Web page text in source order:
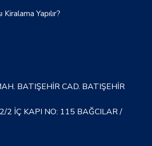
Yapılır?
BATIŞEHİR CAD. BATIŞEHİR
2 İÇ KAPI NO: 115 BAĞCILAR /